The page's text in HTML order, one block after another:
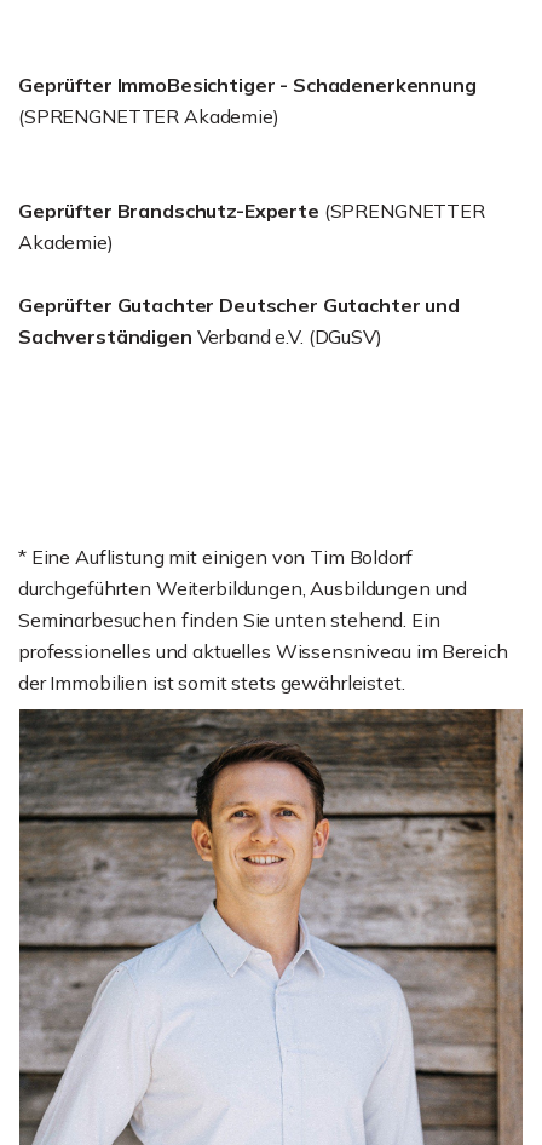
Geprüfter ImmoBesichtiger - Schadenerkennung
(SPRENGNETTER Akademie)
Geprüfter Brandschutz-Experte (SPRENGNETTER
Akademie)
Geprüfter Gutachter Deutscher Gutachter und
Sachverständigen Verband e.V. (DGuSV)
* Eine Auflistung mit einigen von Tim Boldorf
durchgeführten Weiterbildungen, Ausbildungen und
Seminarbesuchen finden Sie unten stehend. Ein
professionelles und aktuelles Wissensniveau im Bereich
der Immobilien ist somit stets gewährleistet.